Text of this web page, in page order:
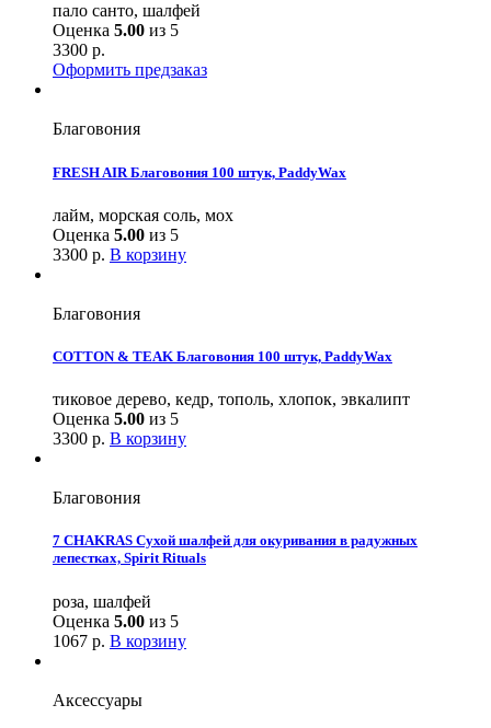
пало санто, шалфей
Оценка 5.00 из 5
3300 р.
Оформить предзаказ
Благовония
FRESH AIR Благовония 100 штук, PaddyWax
лайм, морская соль, мох
Оценка 5.00 из 5
3300 р. В корзину
Благовония
COTTON & TEAK Благовония 100 штук, PaddyWax
тиковое дерево, кедр, тополь, хлопок, эвкалипт
Оценка 5.00 из 5
3300 р. В корзину
Благовония
7 CHAKRAS Сухой шалфей для окуривания в радужных
лепестках, Spirit Rituals
роза, шалфей
Оценка 5.00 из 5
1067 р. В корзину
Аксессуары